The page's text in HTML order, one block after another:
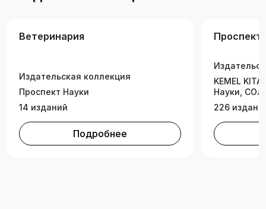
Ветеринария
Издательская коллекция
Проспект Науки
14 изданий
Подробнее
Проспект
KEMEL
Науки,
226